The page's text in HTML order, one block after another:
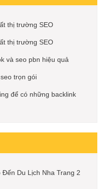
thị trường SEO
thị trường SEO
và seo pbn hiệu quả
trọn gói
để có những backlink
Du Lịch Nha Trang 2